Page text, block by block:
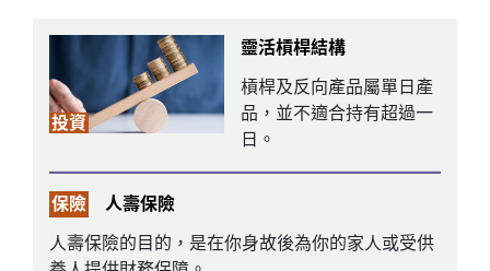
投資
靈活槓桿結構
槓桿及反向產品屬單日產
品，並不適合持有超過一
日。
保險
人壽保險
人壽保險的目的，是在你身故後為你的家人或受供